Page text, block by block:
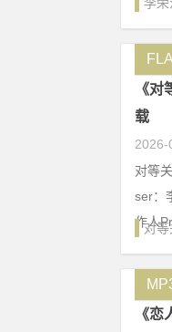
《
载
对等
ser：
作人
对等
《